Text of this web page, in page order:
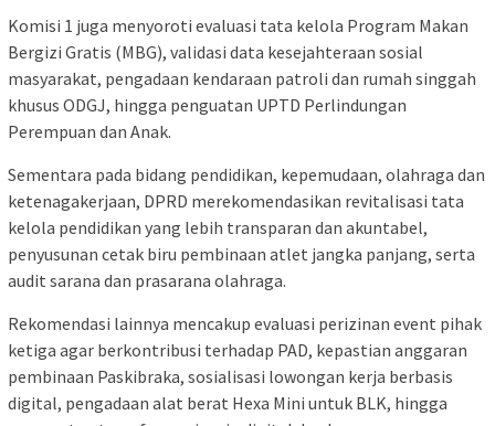
Komisi 1 juga menyoroti evaluasi tata kelola Program Makan
Bergizi Gratis (MBG), validasi data kesejahteraan sosial
masyarakat, pengadaan kendaraan patroli dan rumah singgah
khusus ODGJ, hingga penguatan UPTD Perlindungan
Perempuan dan Anak.
Sementara pada bidang pendidikan, kepemudaan, olahraga dan
ketenagakerjaan, DPRD merekomendasikan revitalisasi tata
kelola pendidikan yang lebih transparan dan akuntabel,
penyusunan cetak biru pembinaan atlet jangka panjang, serta
audit sarana dan prasarana olahraga.
Rekomendasi lainnya mencakup evaluasi perizinan event pihak
ketiga agar berkontribusi terhadap PAD, kepastian anggaran
pembinaan Paskibraka, sosialisasi lowongan kerja berbasis
digital, pengadaan alat berat Hexa Mini untuk BLK, hingga